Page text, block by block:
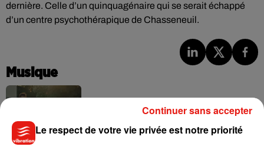
dernière. Celle d’un quinquagénaire qui se serait échappé
d’un centre psychothérapique de Chasseneuil.
Musique
7 août 2026
Julien Lieb s’essaye à la vie de chatelain
dans son nouveau clip
Le respect de votre vie privée est notre priorité
Continuer sans accepter